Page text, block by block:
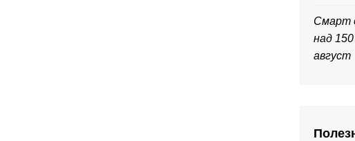
Смарт
над
август